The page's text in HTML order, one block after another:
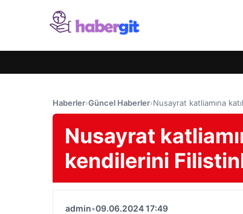
Haberler›Güncel Haberler›Nusayrat katliamına
Nusayrat
kendilerini
admin•09.06.2024 17:49